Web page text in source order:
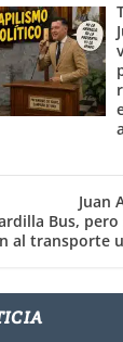
Juan
Bus,
al transporte